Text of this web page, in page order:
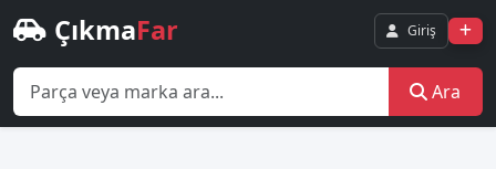
ÇıkmaFar Giriş
Ara